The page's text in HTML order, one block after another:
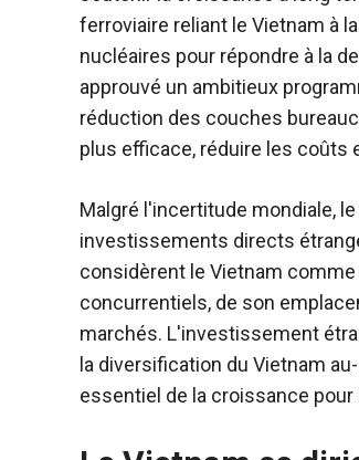
ferroviaire reliant le Vietnam à
nucléaires pour répondre à la
approuvé un ambitieux
réduction des couches
plus efficace, réduire les coûts
Malgré l'incertitude mondiale,
investissements directs
considèrent le Vietnam
concurrentiels, de son
marchés. L'investissement
la diversification du Vietnam
essentiel de la croissance